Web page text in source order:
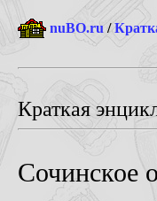
nuBO.ru /
Краткая
Сочинское